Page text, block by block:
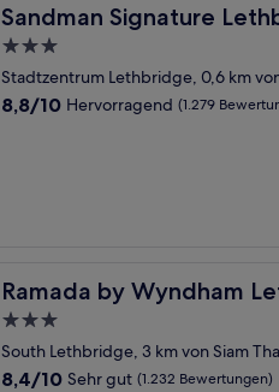
Sandman Signature
Sandman Signature Lethbridge
3.0-
Sterne-
Unterkunft
Stadtzentrum Lethbridge, 0,6 km
8.8
8,8/10 Hervorragend (1.279
Ramada by Wyndham
Ramada by Wyndham
3.0-
Sterne-
Unterkunft
South Lethbridge, 3 km von Siam
8.4
8,4/10 Sehr gut (1.232 Bewertungen)